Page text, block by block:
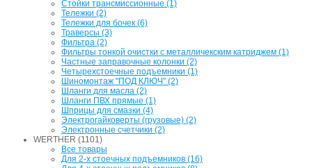
Стойки трансмиссионные (1)
Тележки (2)
Тележки для бочек (6)
Траверсы (3)
Фильтра (2)
Фильтры тонкой очистки с металличекским катриджем (1)
Частные заправочные колонки (2)
Четырехстоечные подъемники (1)
Шиномонтаж "ПОД КЛЮЧ" (2)
Шланги для масла (2)
Шланги ПВХ прямые (1)
Шприцы для смазки (4)
Электрогайковерты (грузовые) (2)
Электронные счетчики (2)
WERTHER (1101)
Все товары
Для 2-х стоечных подъемников (16)